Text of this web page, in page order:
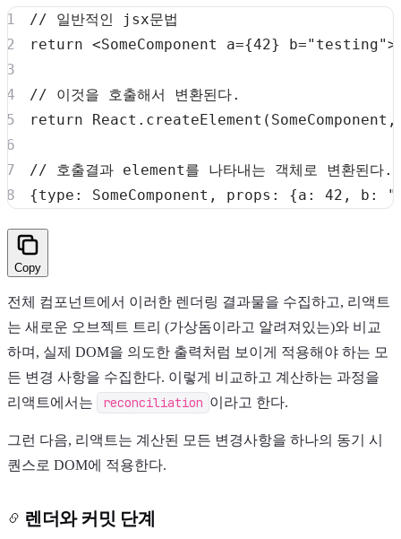
// 일반적인 jsx문법
return <SomeComponent a={42} b=" testing">
// 이것을 호출해서 변환된다.
return
React . createElement ( SomeComponent ,
// 호출결과 element를 나타내는 객체로 변환된다.
{type : SomeComponent , props : {a : 42 , b :
Copy
전체 컴포넌트에서 이러한 렌더링 결과물을 수집하고, 리액트
는 새로운 오브젝트 트리 (가상돔이라고 알려져있는)와 비교
하며, 실제 DOM을 의도한 출력처럼 보이게 적용해야 하는 모
든 변경 사항을 수집한다. 이렇게 비교하고 계산하는 과정을
리액트에서는
reconciliation 이라고 한다.
그런 다음, 리액트는 계산된 모든 변경사항을 하나의 동기 시
퀀스로 DOM에 적용한다.
렌더와 커밋 단계